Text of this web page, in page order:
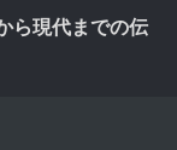
ら現代までの伝